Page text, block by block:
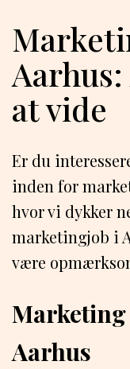
at vide
Er du
inden for
hvor vi dykker
marketingjob i
være
Aarhus